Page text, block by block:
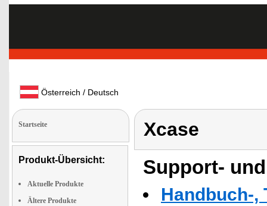
Österreich / Deutsch
Startseite
Produkt-Übersicht:
Aktuelle Produkte
Ältere Produkte
Xcase
Support-
Handbuch-,